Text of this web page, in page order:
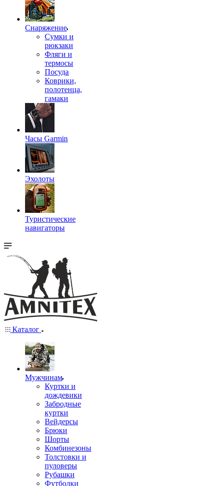
Снаряжение
Сумки и
рюкзаки
Фляги и
термосы
Посуда
Коврики,
полотенца,
гамаки
Часы Garmin
Эхолоты
Туристические
навигаторы
Каталог
Мужчинам
Куртки и
дождевики
Забродные
куртки
Вейдерсы
Брюки
Шорты
Комбинезоны
Толстовки и
пуловеры
Рубашки
Футболки